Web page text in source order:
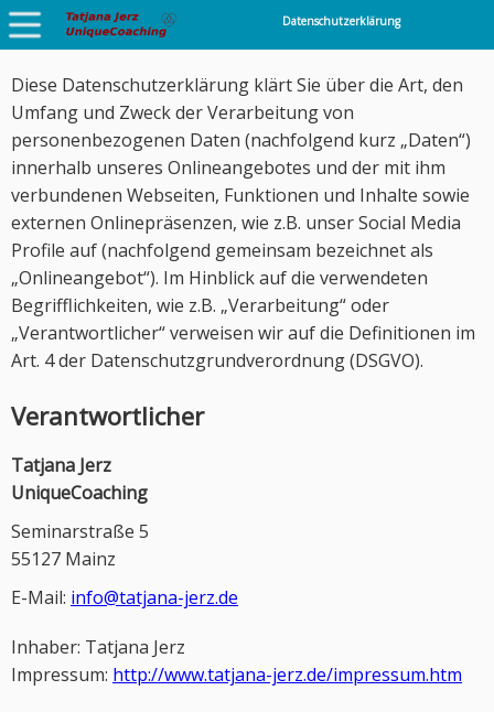
Datenschutzerklärung
Diese Datenschutzerklärung klärt Sie über die Art, den
Umfang und Zweck der Verarbeitung von
personenbezogenen Daten (nachfolgend kurz „Daten“)
innerhalb unseres Onlineangebotes und der mit ihm
verbundenen Webseiten, Funktionen und Inhalte sowie
externen Onlinepräsenzen, wie z.B. unser Social Media
Profile auf (nachfolgend gemeinsam bezeichnet als
„Onlineangebot“). Im Hinblick auf die verwendeten
Begrifflichkeiten, wie z.B. „Verarbeitung“ oder
„Verantwortlicher“ verweisen wir auf die Definitionen im
Art. 4 der Datenschutzgrundverordnung (DSGVO).
Verantwortlicher
Tatjana Jerz
UniqueCoaching
Seminarstraße 5
55127 Mainz
E-Mail: info@tatjana-jerz.de
Inhaber: Tatjana Jerz
Impressum: http://www.tatjana-jerz.de/impressum.htm